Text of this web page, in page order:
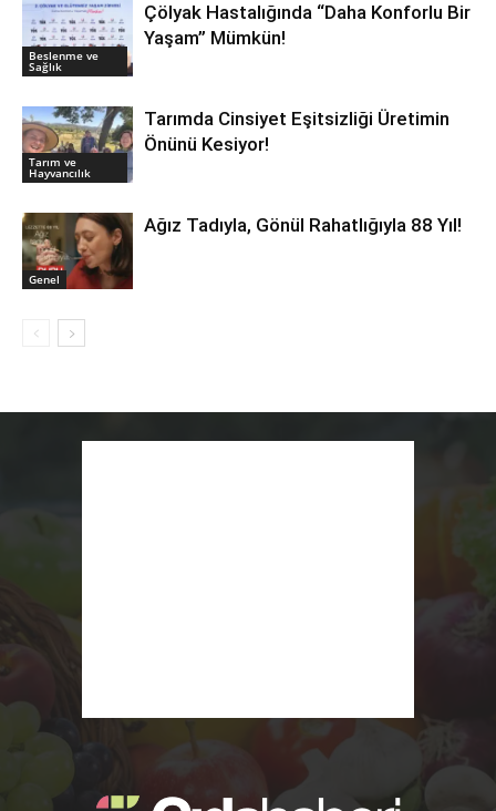
Beslenme ve
Sağlık
Çölyak Hastalığında “Daha Konforlu Bir
Yaşam” Mümkün!
Tarım ve
Hayvancılık
Tarımda Cinsiyet Eşitsizliği Üretimin
Önünü Kesiyor!
Genel
Ağız Tadıyla, Gönül Rahatlığıyla 88 Yıl!